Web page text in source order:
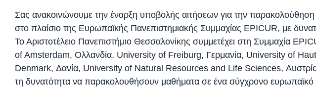
Σας ανακοινώνουμε την έναρξη υποβολής αιτήσεων για την
στο πλαίσιο της Ευρωπαϊκής Πανεπιστημιακής Συμμαχίας EPICUR, με
Το Αριστοτέλειο Πανεπιστήμιο Θεσσαλονίκης συμμετέχει στη Συμμαχία
of Amsterdam, Ολλανδία, University of Freiburg, Γερμανία, University of
Denmark, Δανία, University of Natural Resources and Life Sciences,
τη δυνατότητα να παρακολουθήσουν μαθήματα σε ένα σύγχρονο ευρωπαϊκό